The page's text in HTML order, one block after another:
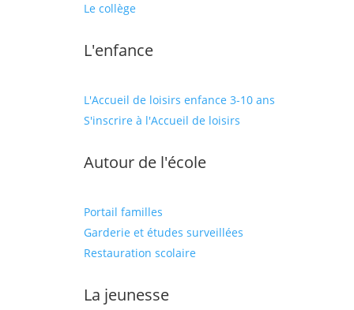
Le collège
L'enfance
L'Accueil de loisirs enfance 3-10 ans
S'inscrire à l'Accueil de loisirs
Autour de l'école
Portail familles
Garderie et études surveillées
Restauration scolaire
La jeunesse